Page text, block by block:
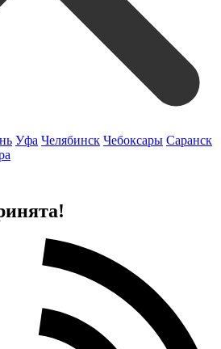
Уфа Челябинск Чебоксары Саранск